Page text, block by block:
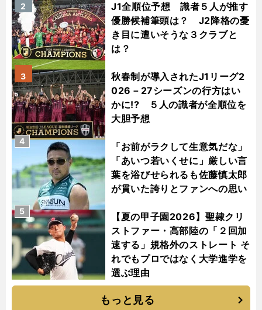
J1全順位予想 識者５人が推す
優勝候補筆頭は？ J2降格の憂
き目に遭いそうな３クラブと
は？
2
秋春制が導入されたJ1リーグ2
026－27シーズンの行方はい
かに!? ５人の識者が全順位を
大胆予想
3
「お前がラクして生意気だな」
「あいつ若いくせに」厳しい言
葉を浴びせられるも佐藤慎太郎
が貫いた誇りとファンへの思い
4
【夏の甲子園2026】聖隷クリ
ストファー・高部陸の「２回加
速する」規格外のストレート そ
れでもプロではなく大学進学を
選ぶ理由
5
もっと見る